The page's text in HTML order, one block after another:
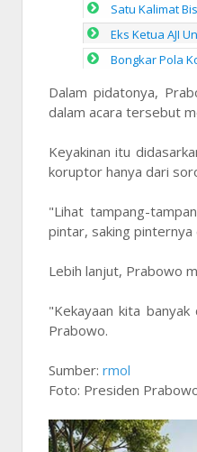
Satu Kalimat
Eks Ketua AJI
Bongkar Pola
Dalam pidatonya,
dalam acara tersebut
Keyakinan itu
koruptor hanya dari
"Lihat tampang-
pintar, saking pinternya
Lebih lanjut, Prabowo
"Kekayaan kita
Prabowo.
Sumber: rmol
Foto: Presiden